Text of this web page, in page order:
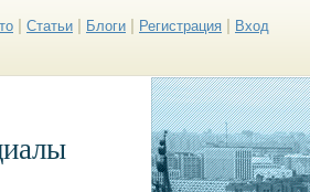
Статьи Блоги Регистрация Вход